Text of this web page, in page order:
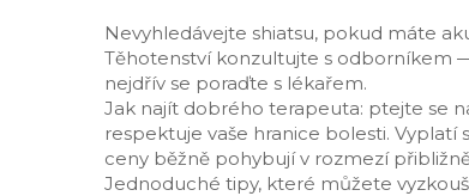
Nevyhledávejte shiatsu, pokud máte
Těhotenství konzultujte s odborníkem
nejdřív se poraďte s lékařem.
Jak najít dobrého terapeuta: ptejte se
respektuje vaše hranice bolesti. Vyplatí
ceny běžně pohybují v rozmezí
Jednoduché tipy, které můžete